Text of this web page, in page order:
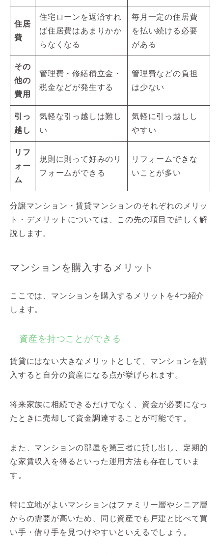
住居
費
住宅ローンを返済すれ
ば住居費はあまりかか
らなくなる
毎月一定の住居費
を払い続ける必要
がある
その
他の
費用
管理費・修繕積立金・
税金などが発生する
管理費などの負担
は少ない
引っ
越し
気軽な引っ越しは難し
い
気軽に引っ越しし
やすい
リフ
ォー
ム
規則に則って好みのリ
フォームができる
リフォームできな
いことが多い
分譲マンション・賃貸マンションのそれぞれのメリッ
ト・デメリットについては、この先の項目で詳しく解
説します。
マンションを購入するメリット
ここでは、マンションを購入するメリットを4つ紹介
します。
資産を持つことができる
賃貸にはない大きなメリットとして、マンションを購
入すると自分の資産になる点が挙げられます。
将来家族に相続できるだけでなく、資金が必要になっ
たときに売却して資金調達することが可能です。
また、マンションの部屋を第三者に貸し出し、定期的
な家賃収入を得るといった運用方法も存在していま
す。
特に立地がよいマンションはファミリー層やシニア層
からの需要が高いため、同じ資産でも戸建と比べて買
い手・借り手を見つけやすいといえるでしょう。